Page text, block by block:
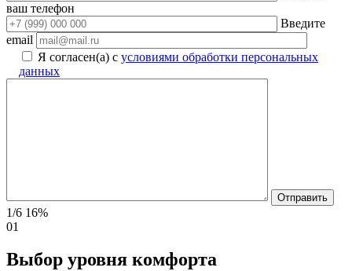
ваш телефон
Введите
email
Я согласен(а) с условиями обработки персональных
данных
1/6 16%
01
Выбор уровня комфорта